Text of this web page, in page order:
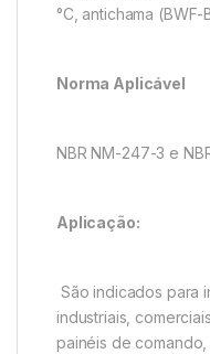
°C, antichama (BWF-
Norma Aplicável
NBR NM-247-3 e
Aplicação:
São indicados para
industriais,
painéis de